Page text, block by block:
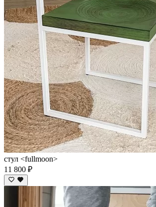
стул <fullmoon>
11 800 ₽